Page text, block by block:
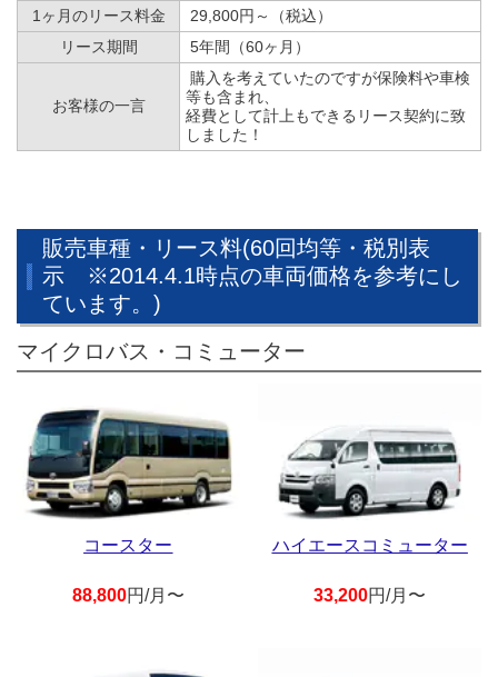
1ヶ月のリース料金
29,800円～（税込）
リース期間
5年間（60ヶ月）
お客様の一言
購入を考えていたのですが保険料や車検
等も含まれ、
経費として計上もできるリース契約に致
しました！
販売車種・リース料(60回均等・税別表
示 ※2014.4.1時点の車両価格を参考にし
ています。)
マイクロバス・コミューター
コースター
88,800円/月〜
ハイエースコミューター
33,200円/月〜